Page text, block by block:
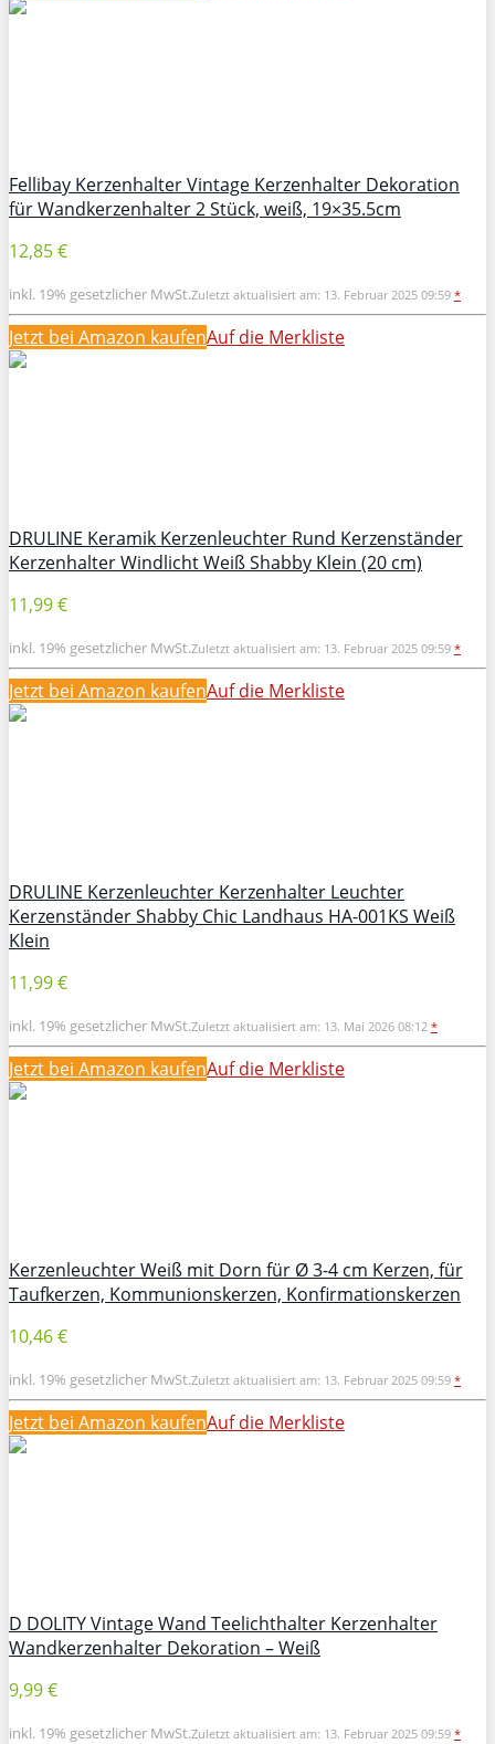
Fellibay Kerzenhalter Vintage Kerzenhalter Dekoration
für Wandkerzenhalter 2 Stück, weiß, 19×35.5cm
12,85 €
inkl. 19% gesetzlicher MwSt.Zuletzt aktualisiert am: 13. Februar 2025 09:59 *
Jetzt bei Amazon kaufenAuf die Merkliste
DRULINE Keramik Kerzenleuchter Rund Kerzenständer
Kerzenhalter Windlicht Weiß Shabby Klein (20 cm)
11,99 €
inkl. 19% gesetzlicher MwSt.Zuletzt aktualisiert am: 13. Februar 2025 09:59 *
Jetzt bei Amazon kaufenAuf die Merkliste
DRULINE Kerzenleuchter Kerzenhalter Leuchter
Kerzenständer Shabby Chic Landhaus HA-001KS Weiß
Klein
11,99 €
inkl. 19% gesetzlicher MwSt.Zuletzt aktualisiert am: 13. Mai 2026 08:12 *
Jetzt bei Amazon kaufenAuf die Merkliste
Kerzenleuchter Weiß mit Dorn für Ø 3-4 cm Kerzen, für
Taufkerzen, Kommunionskerzen, Konfirmationskerzen
10,46 €
inkl. 19% gesetzlicher MwSt.Zuletzt aktualisiert am: 13. Februar 2025 09:59 *
Jetzt bei Amazon kaufenAuf die Merkliste
D DOLITY Vintage Wand Teelichthalter Kerzenhalter
Wandkerzenhalter Dekoration – Weiß
9,99 €
inkl. 19% gesetzlicher MwSt.Zuletzt aktualisiert am: 13. Februar 2025 09:59 *